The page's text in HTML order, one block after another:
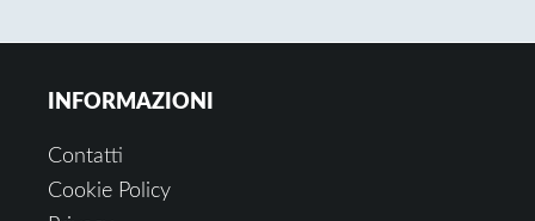
INFORMAZIONI
Contatti
Cookie Policy